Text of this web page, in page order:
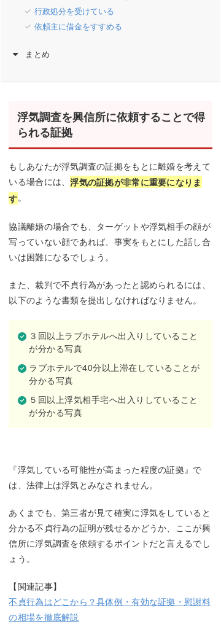
行政処分を受けている
依頼主に借金をすすめる
まとめ
浮気調査を興信所に依頼することで得
られる証拠
もしあなたが浮気調査の証拠をもとに離婚を考えて
いる場合には、浮気の証拠が非常に重要になりま
す。
協議離婚の場合でも、ターゲットや浮気相手の顔が
写っていない顔であれば、事実をもとにした話し合
いは困難になるでしょう。
また、裁判で不貞行為があったと認められるには、
以下のような書類を提出しなければなりません。
３回以上ラブホテルへ出入りしていること
が分かる写真
ラブホテルで40分以上滞在していることが
分かる写真
５回以上浮気相手宅へ出入りしていること
が分かる写真
『浮気している可能性が高まった程度の証拠』で
は、法律上は浮気とみなされません。
あくまでも、第三者が見て確実に浮気をしていると
分かる不貞行為の証明が残せるかどうか、ここが興
信所に浮気調査を依頼するポイントだと言えるでし
ょう。
【関連記事】
不貞行為はどこから？具体例・有効な証拠・慰謝料
の相場を徹底解説